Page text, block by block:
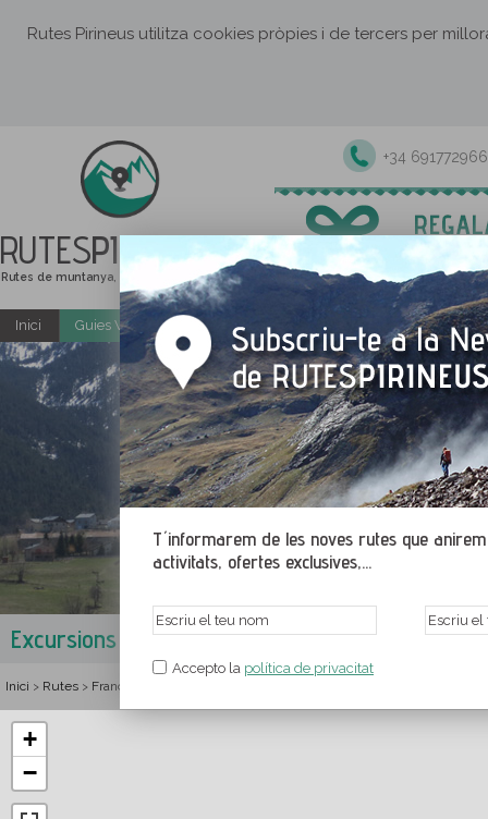
Rutes Pirineus utilitza cookies pròpies i de tercers per
RUTESPIRINEUS
Rutes de muntanya, senderisme i excursions
+34 691772966
T´informarem de les noves rutes que
activitats, ofertes exclusives,...
Accepto la política de privacitat
Inici Guies Web i PDF gratuïtes Excursions i activitats
Excursions a Sant Pere dels Forcats
Inici > Rutes > França
+
−